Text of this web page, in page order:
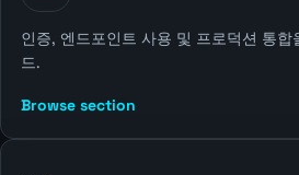
인증, 엔드포인트 사용 및 프로덕션 통합
드.
Browse section